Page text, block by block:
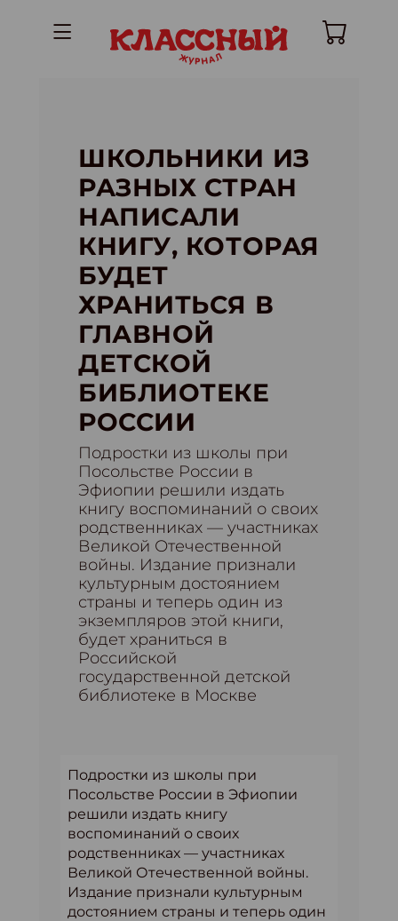
ШКОЛЬНИКИ ИЗ
РАЗНЫХ СТРАН
НАПИСАЛИ
КНИГУ, КОТОРАЯ
БУДЕТ
ХРАНИТЬСЯ В
ГЛАВНОЙ
ДЕТСКОЙ
БИБЛИОТЕКЕ
РОССИИ
Подростки из школы при
Посольстве России в
Эфиопии решили издать
книгу воспоминаний о своих
родственниках — участниках
Великой Отечественной
войны. Издание признали
культурным достоянием
страны и теперь один из
экземпляров этой книги,
будет храниться в
Российской
государственной детской
библиотеке в Москве
Подростки из школы при
Посольстве России в Эфиопии
решили издать книгу
воспоминаний о своих
родственниках — участниках
Великой Отечественной войны.
Издание признали культурным
достоянием страны и теперь один